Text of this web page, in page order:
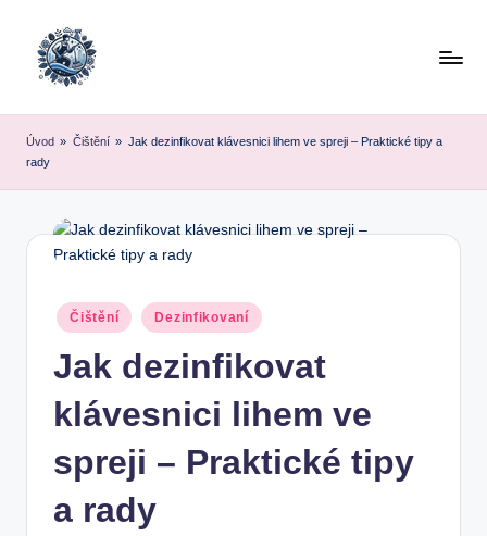
Úvod » Čištění » Jak dezinfikovat klávesnici lihem ve spreji – Praktické tipy a
rady
Posted
in
Čištění Dezinfikovaní
Jak dezinfikovat
klávesnici lihem ve
spreji – Praktické tipy
a rady